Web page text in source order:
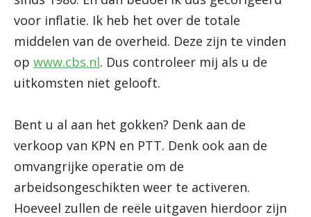
voor inflatie. Ik heb het over de totale
middelen van de overheid. Deze zijn te vinden
op www.cbs.nl. Dus controleer mij als u de
uitkomsten niet gelooft.
Bent u al aan het gokken? Denk aan de
verkoop van KPN en PTT. Denk ook aan de
omvangrijke operatie om de
arbeidsongeschikten weer te activeren.
Hoeveel zullen de reële uitgaven hierdoor zijn